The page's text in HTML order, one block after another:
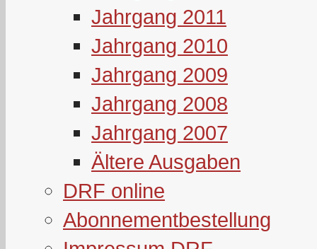
Jahrgang 2011
Jahrgang 2010
Jahrgang 2009
Jahrgang 2008
Jahrgang 2007
Ältere Ausgaben
DRF online
Abonnementbestellung